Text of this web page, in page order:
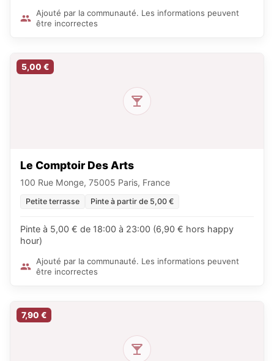
Ajouté par la communauté. Les informations peuvent
être incorrectes
5,00 €
Le Comptoir Des Arts
100 Rue Monge, 75005 Paris, France
Petite terrasse Pinte à partir de 5,00 €
Pinte à 5,00 € de 18:00 à 23:00 (6,90 € hors happy
hour)
Ajouté par la communauté. Les informations peuvent
être incorrectes
7,90 €